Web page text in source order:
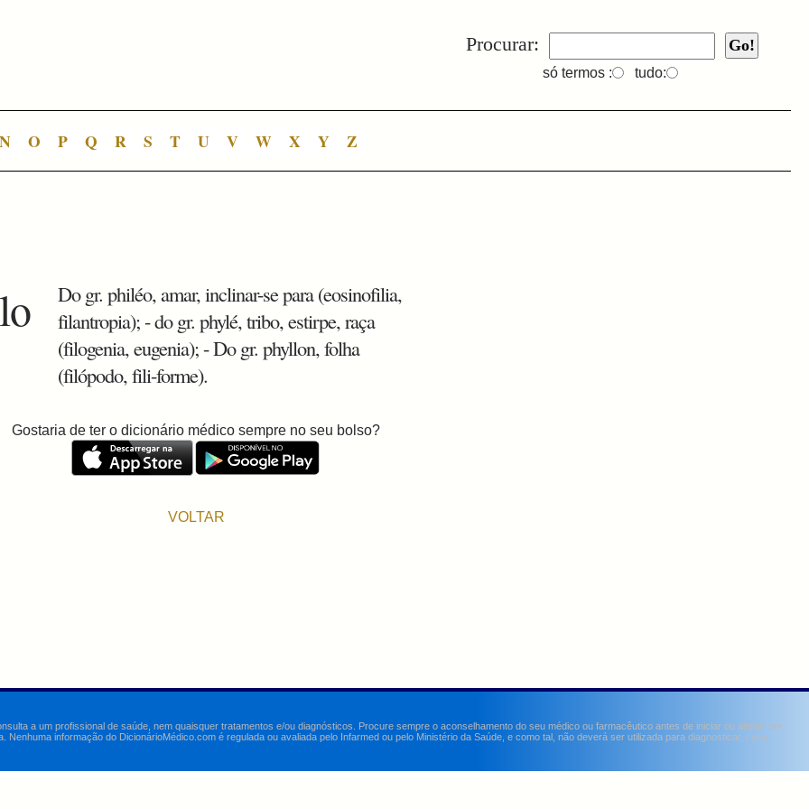
Procurar:
só termos : tudo:
N O P Q R S T U V W X Y Z
Do gr. philéo, amar, inclinar-se para (eosinofilia,
filantropia); - do gr. phylé, tribo, estirpe, raça
(filogenia, eugenia); - Do gr. phyllon, folha
(filópodo, fili-forme).
Gostaria de ter o dicionário médico sempre no seu bolso?
VOLTAR
a um profissional de saúde, nem quaisquer tratamentos e/ou diagnósticos. Procure sempre o aconselhamento do seu médico ou farmacêutico antes de iniciar ou alterar um
informação do DicionárioMédico.com é regulada ou avaliada pelo Infarmed ou pelo Ministério da Saúde, e como tal, não deverá ser utilizada para diagnosticar, curar,